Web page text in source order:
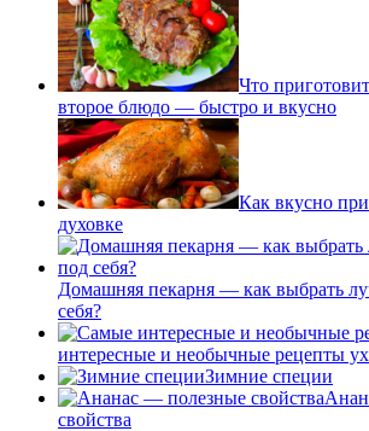
Что
второе блюдо — быстро и вкусно
Как вкусно
духовке
Домашняя пекарня — как выбрать
себя?
интересные и необычные рецепты
Зимние специи
свойства